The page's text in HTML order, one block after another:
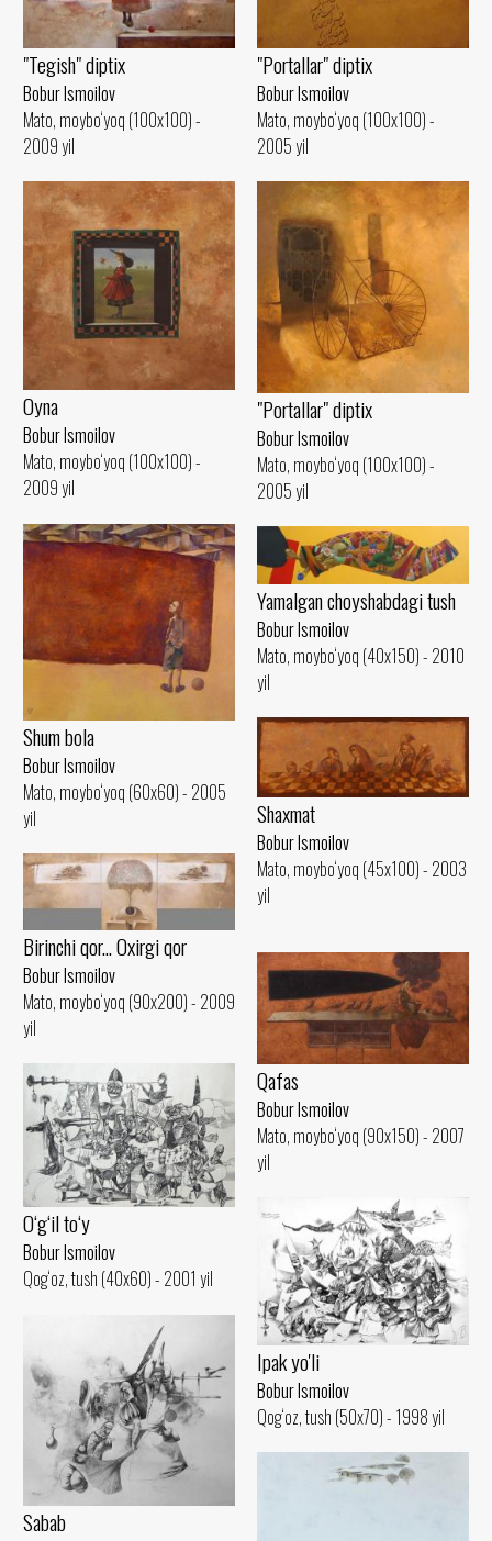
"Tegish" diptix
Bobur Ismoilov
Mato, moybo‘yoq (100x100) -
2009 yil
"Portallar" diptix
Bobur Ismoilov
Mato, moybo‘yoq (100x100) -
2005 yil
"Portallar" diptix
Bobur Ismoilov
Mato, moybo‘yoq (100x100) -
2005 yil
Oyna
Bobur Ismoilov
Mato, moybo‘yoq (100x100) -
2009 yil
Shum bola
Bobur Ismoilov
Mato, moybo‘yoq (60x60) - 2005
yil
Yamalgan choyshabdagi tush
Bobur Ismoilov
Mato, moybo‘yoq (40x150) - 2010
yil
Shaxmat
Bobur Ismoilov
Mato, moybo‘yoq (45x100) - 2003
yil
Birinchi qor... Oxirgi qor
Bobur Ismoilov
Mato, moybo‘yoq (90x200) - 2009
yil
Qafas
Bobur Ismoilov
Mato, moybo‘yoq (90x150) - 2007
yil
O‘g‘il to‘y
Bobur Ismoilov
Qog‘oz, tush (40x60) - 2001 yil
Ipak yo'li
Bobur Ismoilov
Qog‘oz, tush (50x70) - 1998 yil
Sabab